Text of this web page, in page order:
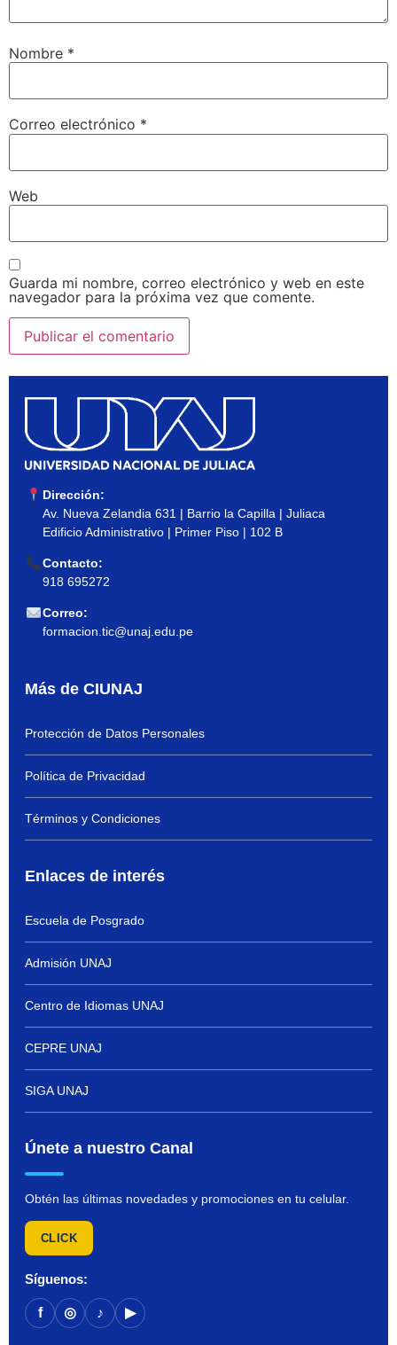
Nombre *
Correo electrónico *
Web
Guarda mi nombre, correo electrónico y web en este
navegador para la próxima vez que comente.
Dirección:
Av. Nueva Zelandia 631 | Barrio la Capilla | Juliaca
Edificio Administrativo | Primer Piso | 102 B
Contacto:
918 695272
Correo:
formacion.tic@unaj.edu.pe
Más de CIUNAJ
Protección de Datos Personales
Política de Privacidad
Términos y Condiciones
Enlaces de interés
Escuela de Posgrado
Admisión UNAJ
Centro de Idiomas UNAJ
CEPRE UNAJ
SIGA UNAJ
Únete a nuestro Canal
Obtén las últimas novedades y promociones en tu celular.
CLICK
Síguenos:
f ◎ ♪ ▶